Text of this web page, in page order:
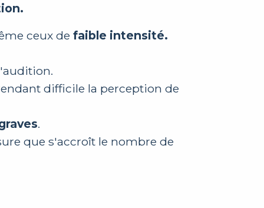
ceux de faible intensité.
difficile la perception de
.
que s'accroît le nombre de